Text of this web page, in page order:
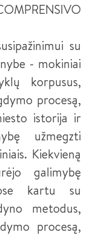
PADĖJĖJAS
III LYGIS
su
- mokiniai
korpusus,
procesą,
istorija ir
užmegzti
Kiekvieną
galimybę
kartu su
metodus,
procesą,